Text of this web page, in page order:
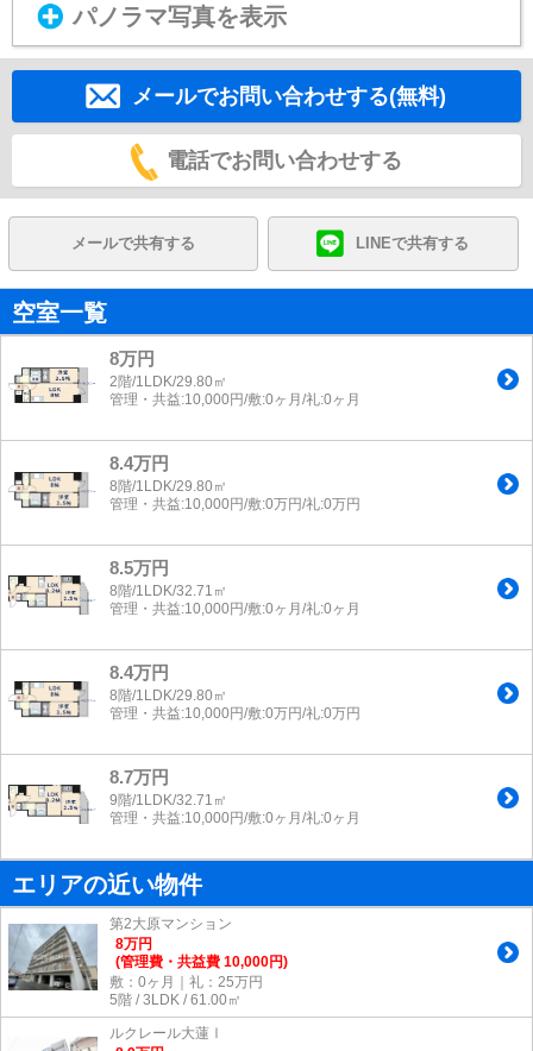
パノラマ写真を表示
メールでお問い合わせする(無料)
電話でお問い合わせする
メールで共有する LINEで共有する
空室一覧
8万円
2階/1LDK/29.80㎡
管理・共益:10,000円/敷:0ヶ月/礼:0ヶ月
8.4万円
8階/1LDK/29.80㎡
管理・共益:10,000円/敷:0万円/礼:0万円
8.5万円
8階/1LDK/32.71㎡
管理・共益:10,000円/敷:0ヶ月/礼:0ヶ月
8.4万円
8階/1LDK/29.80㎡
管理・共益:10,000円/敷:0万円/礼:0万円
8.7万円
9階/1LDK/32.71㎡
管理・共益:10,000円/敷:0ヶ月/礼:0ヶ月
エリアの近い物件
第2大原マンション
8万円
(管理費・共益費 10,000円)
敷：0ヶ月｜礼：25万円
5階 / 3LDK / 61.00㎡
ルクレール大蓮Ⅰ